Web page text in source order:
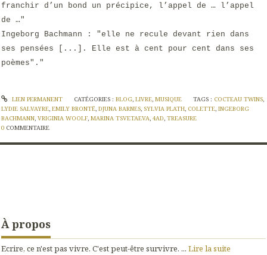
franchir d’un bond un précipice, l’appel de … l’appel
de …"
Ingeborg Bachmann : "elle ne recule devant rien dans
ses pensées [...]. Elle est à cent pour cent dans ses
poèmes"."
LIEN PERMANENT CATÉGORIES : BLOG, LIVRE, MUSIQUE TAGS : COCTEAU TWINS,
LYDIE SALVAYRE, EMILY BRONTË, DJUNA BARNES, SYLVIA PLATH, COLETTE, INGEBORG
BACHMANN, VRIGINIA WOOLF, MARINA TSVETAEVA, 4AD, TREASURE
0 COMMENTAIRE
À propos
Ecrire, ce n'est pas vivre. C'est peut-être survivre. ... Lire la suite